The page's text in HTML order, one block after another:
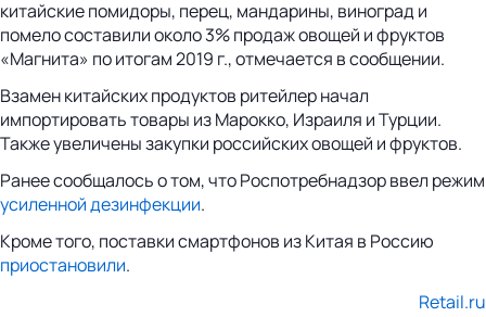
китайские помидоры, перец, мандарины, виноград и
помело составили около 3% продаж овощей и фруктов
«Магнита» по итогам 2019 г., отмечается в сообщении.
Взамен китайских продуктов ритейлер начал
импортировать товары из Марокко, Израиля и Турции.
Также увеличены закупки российских овощей и фруктов.
Ранее сообщалось о том, что Роспотребнадзор ввел режим
усиленной дезинфекции.
Кроме того, поставки смартфонов из Китая в Россию
приостановили.
Retail.ru